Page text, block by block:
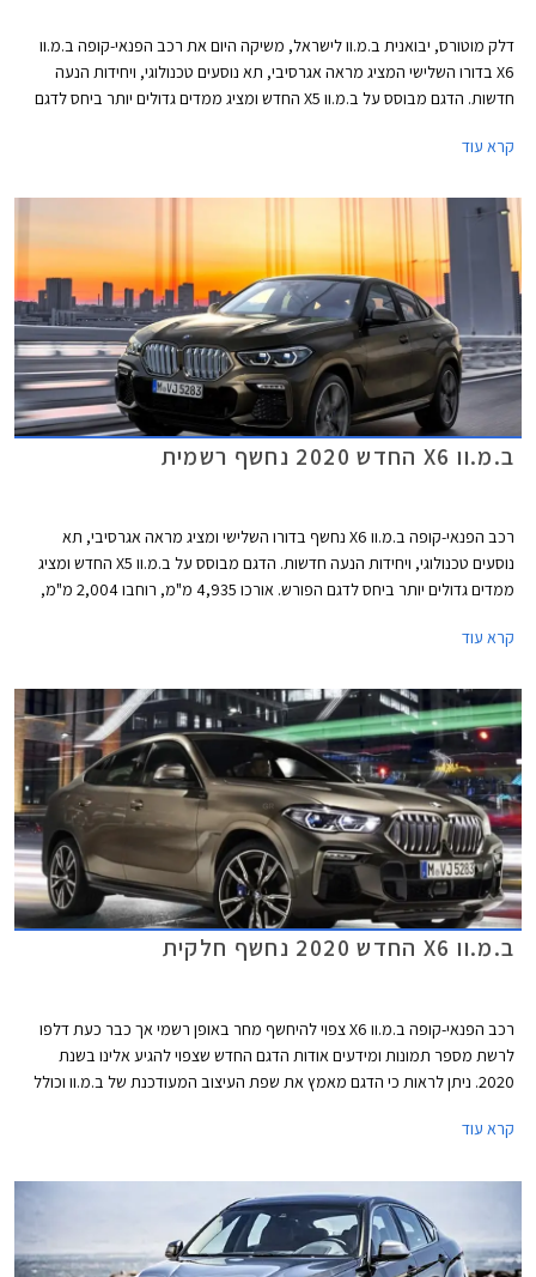
דלק מוטורס, יבואנית ב.מ.וו לישראל, משיקה היום את רכב הפנאי-קופה ב.מ.וו
X6 בדורו השלישי המציג מראה אגרסיבי, תא נוסעים טכנולוגי, ויחידות הנעה
חדשות. הדגם מבוסס על ב.מ.וו X5 החדש ומציג ממדים גדולים יותר ביחס לדגם
קרא עוד
ב.מ.וו X6 החדש 2020 נחשף רשמית
רכב הפנאי-קופה ב.מ.וו X6 נחשף בדורו השלישי ומציג מראה אגרסיבי, תא
נוסעים טכנולוגי, ויחידות הנעה חדשות. הדגם מבוסס על ב.מ.וו X5 החדש ומציג
ממדים גדולים יותר ביחס לדגם הפורש. אורכו 4,935 מ"מ, רוחבו 2,004 מ"מ,
ליטרים או 1,530 ליטרים בקיפול המושבים האחוריים.
קרא עוד
ב.מ.וו X6 החדש 2020 נחשף חלקית
רכב הפנאי-קופה ב.מ.וו X6 צפוי להיחשף מחר באופן רשמי אך כבר כעת דלפו
לרשת מספר תמונות ומידעים אודות הדגם החדש שצפוי להגיע אלינו בשנת
2020. ניתן לראות כי הדגם מאמץ את שפת העיצוב המעודכנת של ב.מ.וו וכולל
לזהות גופי תאורה צרים המעצימים את אפקט הרוחב ומעליהם ספוילר אחורי
הגלגלים ובכתפיים.
קרא עוד